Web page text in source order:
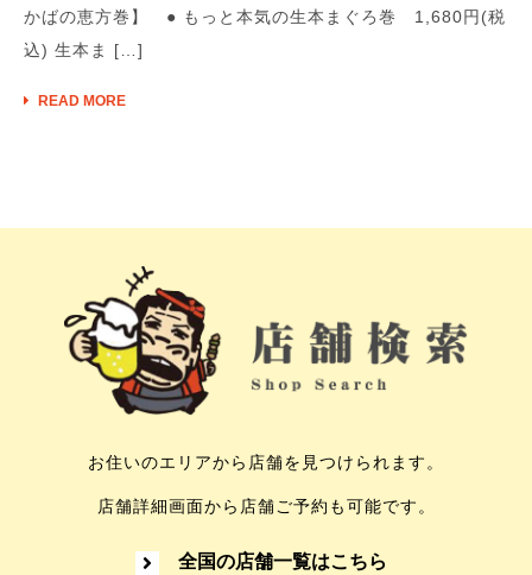
かばの恵方巻】 ● もっと本気の生本まぐろ巻 1,680円(税
込) 生本ま […]
READ MORE
お住いのエリアから店舗を見つけられます。
店舗詳細画面から店舗ご予約も可能です。
全国の店舗一覧はこちら